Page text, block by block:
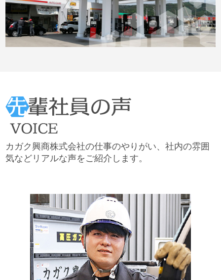
カガク興商株式会社の仕事のやりがい、社内の雰囲
気などリアルな声をご紹介します。